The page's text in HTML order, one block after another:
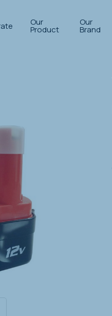
Our
Product
Our
Brand